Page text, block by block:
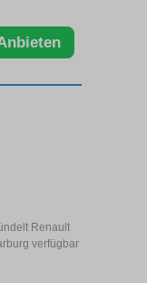
Renault
verfügbar